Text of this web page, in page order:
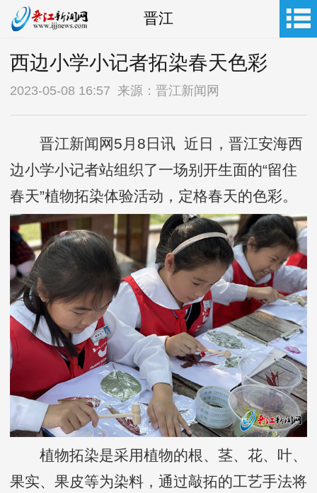
晋江
西边小学小记者拓染春天色彩
2023-05-08 16:57 来源：晋江新闻网
晋江新闻网5月8日讯 近日，晋江安海西
边小学小记者站组织了一场别开生面的“留住
春天”植物拓染体验活动，定格春天的色彩。
植物拓染是采用植物的根、茎、花、叶、
果实、果皮等为染料，通过敲拓的工艺手法将